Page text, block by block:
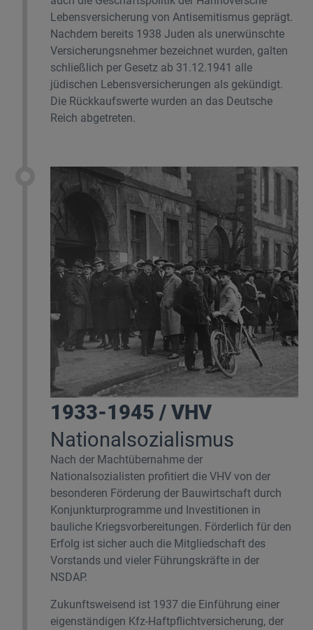
Lebensversicherung von Antisemitismus geprägt.
Nachdem bereits 1938 Juden als unerwünschte
Versicherungsnehmer bezeichnet wurden, galten
schließlich per Gesetz ab 31.12.1941 alle
jüdischen Lebensversicherungen als gekündigt.
Die Rückkaufswerte wurden an das Deutsche
Reich abgetreten.
1933-1945 / VHV
Nationalsozialismus
Nach der Machtübernahme der
Nationalsozialisten profitiert die VHV von der
besonderen Förderung der Bauwirtschaft durch
Konjunkturprogramme und Investitionen in
bauliche Kriegsvorbereitungen. Förderlich für den
Erfolg ist sicher auch die Mitgliedschaft des
Vorstands und vieler Führungskräfte in der
NSDAP.
Zukunftsweisend ist 1937 die Einführung einer
eigenständigen Kfz-Haftpflichtversicherung, der